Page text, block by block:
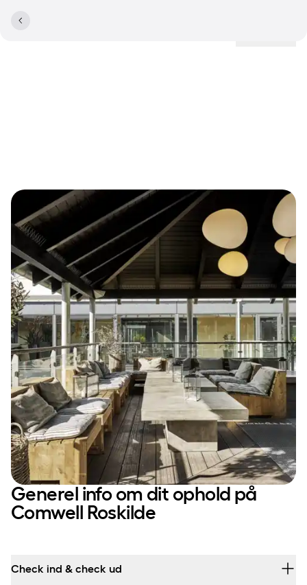
Generel info om dit ophold på
Comwell Roskilde
Check ind & check ud